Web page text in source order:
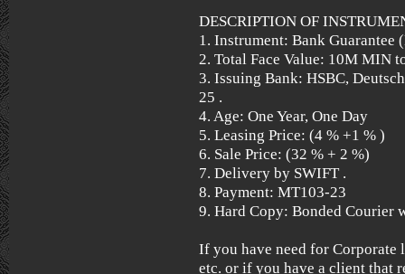
DESCRIPTION OF
1. Instrument: Bank
2. Total Face Value: 10M MIN
3. Issuing Bank: HSBC,
25 .
4. Age: One Year, One Day
5. Leasing Price: (4 % +1 % )
6. Sale Price: (32 % + 2 %)
7. Delivery by SWIFT .
8. Payment: MT103-23
9. Hard Copy: Bonded Courier
If you have need for
etc. or if you have a client that